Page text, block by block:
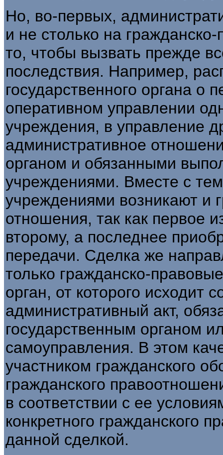
Но, во-первых,
и не столько на гражданско-
то, чтобы вызвать прежде
последствия. Например,
государственного органа о
оперативном управлении
учреждения, в управление
административное
органом и обязанными
учреждениями. Вместе с
учреждениями возникают и
отношения, так как первое
второму, а последнее
передачи. Сделка же
только гражданско-
орган, от которого исходит
административный акт,
государственным органом
самоуправления. В этом
участником гражданского
гражданского
в соответствии с ее
конкретного гражданского
данной сделкой.